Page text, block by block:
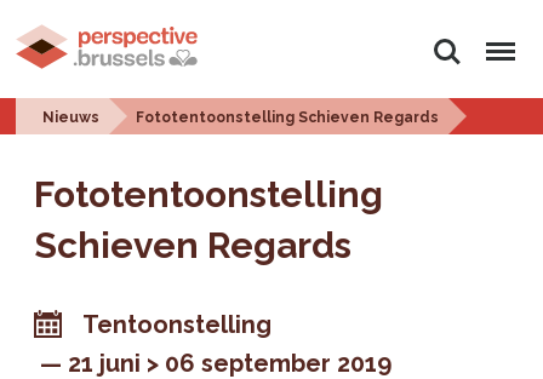
Zoeken Menu
Nieuws Fototentoonstelling Schieven Regards
Fototentoonstelling
Schieven Regards
Tentoonstelling
21 juni > 06 september 2019